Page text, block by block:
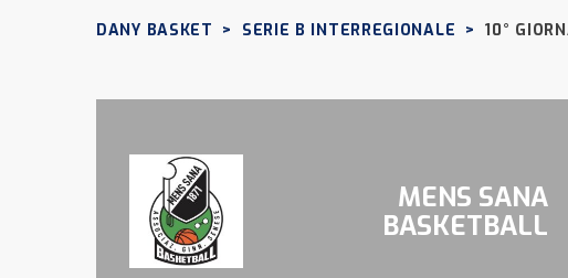
DANY BASKET > SERIE B INTERREGIONALE > 10°
MENS SANA
BASKETBALL